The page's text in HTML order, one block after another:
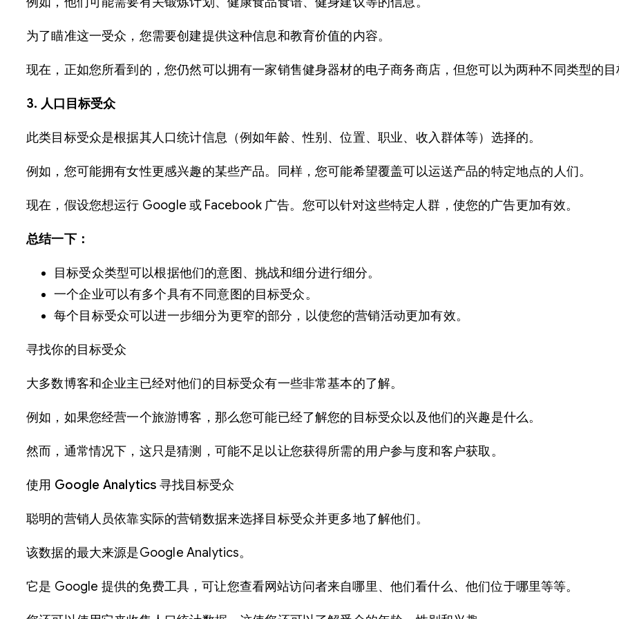
为了瞄准这一受众，您需要创建提供这种信息和教育价值的内容。
现在，正如您所看到的，您仍然可以拥有一家销售健身器材的电子商务商店，但您可以为两种不同类型的目
3. 人口目标受众
此类目标受众是根据其人口统计信息（例如年龄、性别、位置、职业、收入群体等）选择的。
例如，您可能拥有女性更感兴趣的某些产品。同样，您可能希望覆盖可以运送产品的特定地点的人们。
现在，假设您想运行 Google 或 Facebook 广告。您可以针对这些特定人群，使您的广告更加有效。
总结一下：
目标受众类型可以根据他们的意图、挑战和细分进行细分。
一个企业可以有多个具有不同意图的目标受众。
每个目标受众可以进一步细分为更窄的部分，以使您的营销活动更加有效。
寻找你的目标受众
大多数博客和企业主已经对他们的目标受众有一些非常基本的了解。
例如，如果您经营一个旅游博客，那么您可能已经了解您的目标受众以及他们的兴趣是什么。
然而，通常情况下，这只是猜测，可能不足以让您获得所需的用户参与度和客户获取。
使用 Google Analytics 寻找目标受众
聪明的营销人员依靠实际的营销数据来选择目标受众并更多地了解他们。
该数据的最大来源是Google Analytics。
它是 Google 提供的免费工具，可让您查看网站访问者来自哪里、他们看什么、他们位于哪里等等。